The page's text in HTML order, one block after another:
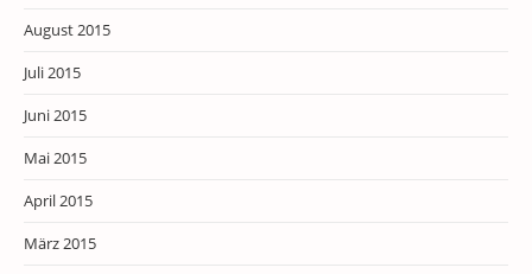
August 2015
Juli 2015
Juni 2015
Mai 2015
April 2015
März 2015